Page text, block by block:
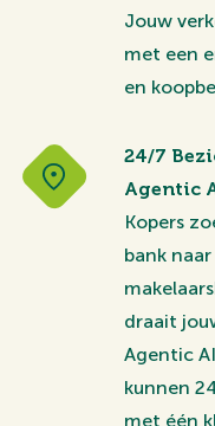
Jouw
met een
en
24/7
Agentic
Kopers
bank
draait
Agentic
kunnen
met één